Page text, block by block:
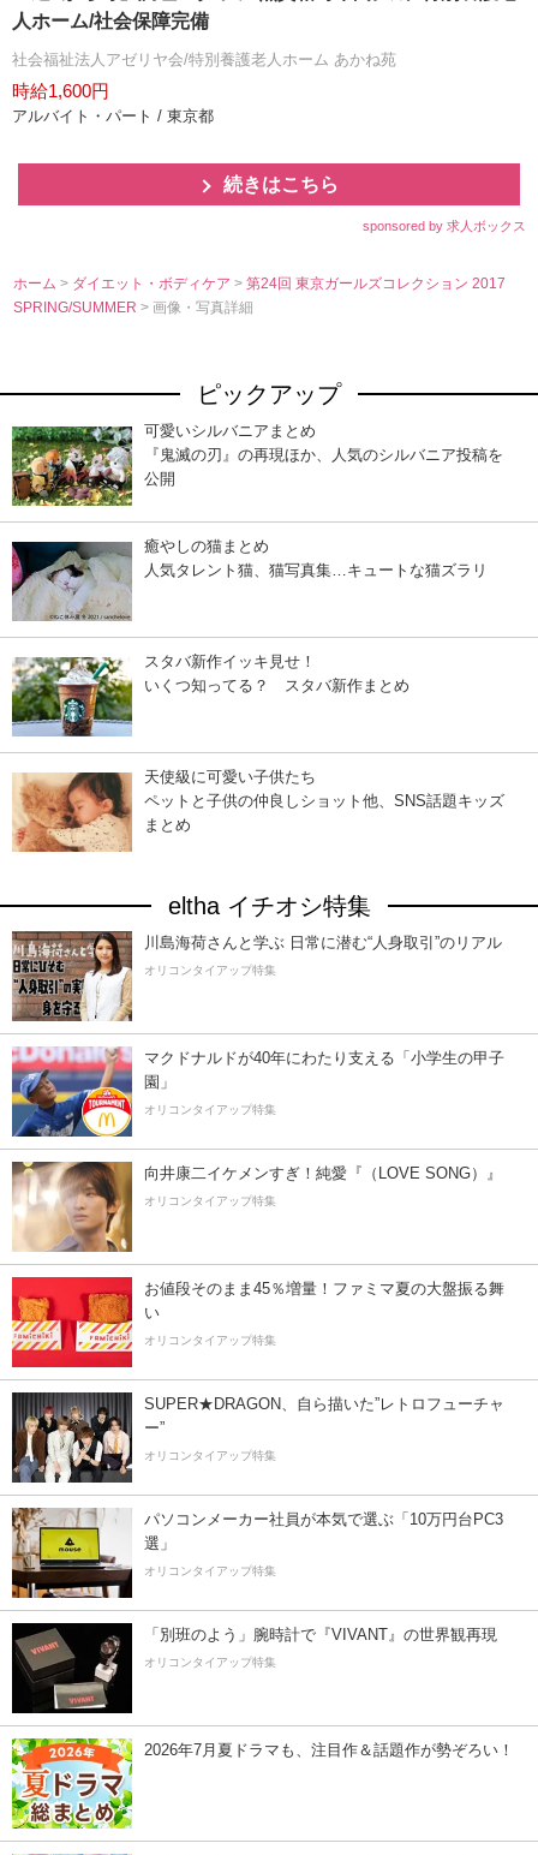
人ホーム/社会保障完備
社会福祉法人アゼリヤ会/特別養護老人ホーム あかね苑
時給1,600円
アルバイト・パート / 東京都
続きはこちら
sponsored by 求人ボックス
ホーム > ダイエット・ボディケア>第24回 東京ガールズコレクション 2017
SPRING/SUMMER> 画像・写真詳細
ピックアップ
可愛いシルバニアまとめ
『鬼滅の刃』の再現ほか、人気のシルバニア投稿を
公開
癒やしの猫まとめ
人気タレント猫、猫写真集…キュートな猫ズラリ
スタバ新作イッキ見せ！
いくつ知ってる？ スタバ新作まとめ
天使級に可愛い子供たち
ペットと子供の仲良しショット他、SNS話題キッズ
まとめ
eltha イチオシ特集
川島海荷さんと学ぶ 日常に潜む“人身取引”のリアル
オリコンタイアップ特集
マクドナルドが40年にわたり支える「小学生の甲子
園」
オリコンタイアップ特集
向井康二イケメンすぎ！純愛『（LOVE SONG）』
オリコンタイアップ特集
お値段そのまま45％増量！ファミマ夏の大盤振る舞
い
オリコンタイアップ特集
SUPER★DRAGON、自ら描いた”レトロフューチャ
ー”
オリコンタイアップ特集
パソコンメーカー社員が本気で選ぶ「10万円台PC3
選」
オリコンタイアップ特集
「別班のよう」腕時計で『VIVANT』の世界観再現
オリコンタイアップ特集
2026年7月夏ドラマも、注目作＆話題作が勢ぞろい！